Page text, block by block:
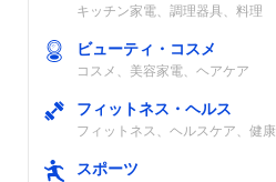
キッチン家電、調理器具、料理
ビューティ・コスメ
コスメ、美容家電、ヘアケア
フィットネス・ヘルス
フィットネス、ヘルスケア、健康
スポーツ